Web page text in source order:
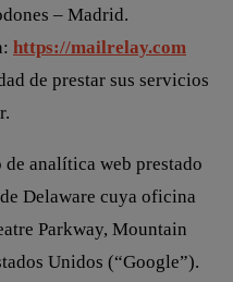
– Madrid.
https://mailrelay.com
de prestar sus servicios
analítica web prestado
Delaware cuya oficina
Parkway, Mountain
Unidos (“Google”).